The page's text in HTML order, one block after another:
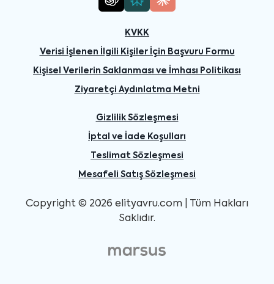
KVKK
Verisi İşlenen İlgili Kişiler İçin Başvuru Formu
Kişisel Verilerin Saklanması ve İmhası Politikası
Ziyaretçi Aydınlatma Metni
Gizlilik Sözleşmesi
İptal ve İade Koşulları
Teslimat Sözleşmesi
Mesafeli Satış Sözleşmesi
Copyright © 2026 elityavru.com | Tüm Hakları
Saklıdır.